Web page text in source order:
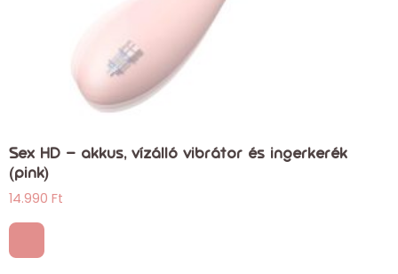
Sex HD – akkus, vízálló vibrátor és ingerkerék
(pink)
14.990 Ft